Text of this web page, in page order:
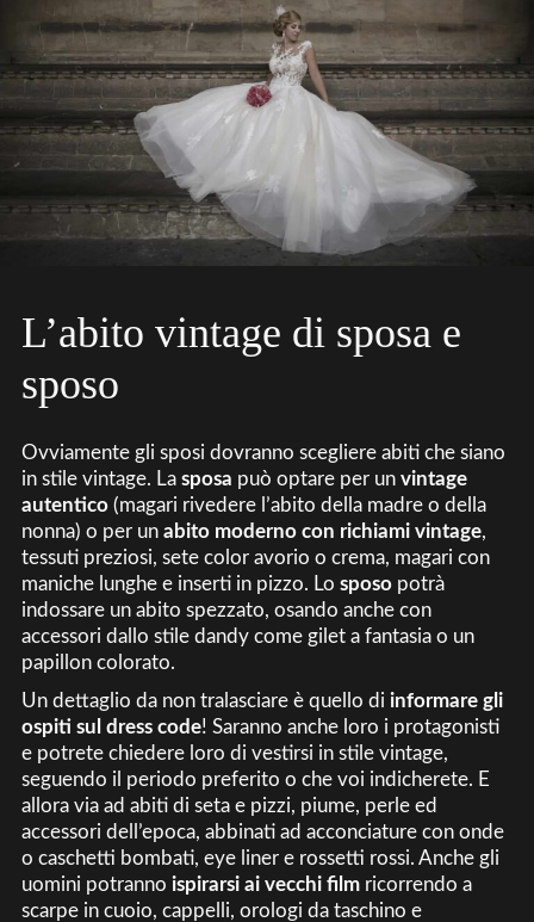
L’abito vintage di sposa e
sposo
Ovviamente gli sposi dovranno scegliere abiti che siano
in stile vintage. La sposa può optare per un vintage
autentico(magari rivedere l’abito della madre o della
nonna) o per un abito moderno con richiami vintage,
tessuti preziosi, sete color avorio o crema, magari con
maniche lunghe e inserti in pizzo. Lo sposopotrà
indossare un abito spezzato, osando anche con
accessori dallo stile dandy come gilet a fantasia o un
papillon colorato.
Un dettaglio da non tralasciare è quello di informare gli
ospiti sul dress code! Saranno anche loro i protagonisti
e potrete chiedere loro di vestirsi in stile vintage,
seguendo il periodo preferito o che voi indicherete. E
allora via ad abiti di seta e pizzi, piume, perle ed
accessori dell’epoca, abbinati ad acconciature con onde
o caschetti bombati, eye liner e rossetti rossi. Anche gli
uomini potranno ispirarsi ai vecchi filmricorrendo a
scarpe in cuoio, cappelli, orologi da taschino e